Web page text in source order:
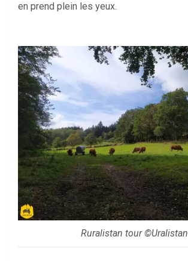
en prend plein les yeux.
Ruralistan tour ©Uralistan